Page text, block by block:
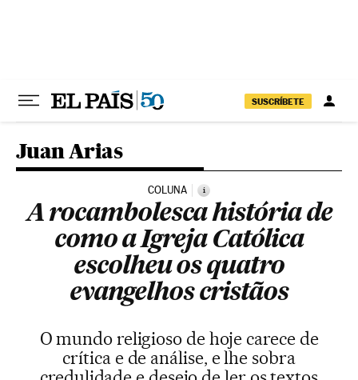
SUSCRÍBETE
Juan Arias
COLUNA i
A rocambolesca história de
como a Igreja Católica
escolheu os quatro
evangelhos cristãos
O mundo religioso de hoje carece de
crítica e de análise, e lhe sobra